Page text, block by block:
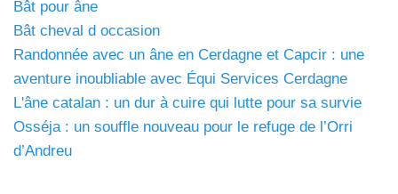
Bât pour âne
Bât cheval d occasion
Randonnée avec un âne en Cerdagne et Capcir : une
aventure inoubliable avec Équi Services Cerdagne
L'âne catalan : un dur à cuire qui lutte pour sa survie
Osséja : un souffle nouveau pour le refuge de l’Orri
d’Andreu